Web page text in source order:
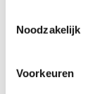
Noodzakelijk
Voorkeuren